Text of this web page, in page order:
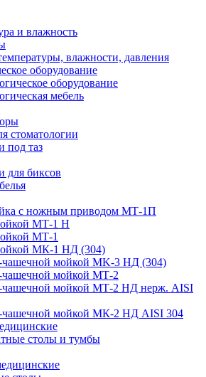
и влажность
влажности, давления
оборудование
оборудование
мебель
стоматологии
под таз
для биксов
с ножным приводом МТ-1П
МТ-1 Н
МТ-1
МК-1 НД (304)
чашечной мойкой МK-3 НД (304)
чашечной мойкой МТ-2
чашечной мойкой МТ-2 НД нерж. AISI
чашечной мойкой МК-2 НД AISI 304
столы и тумбы